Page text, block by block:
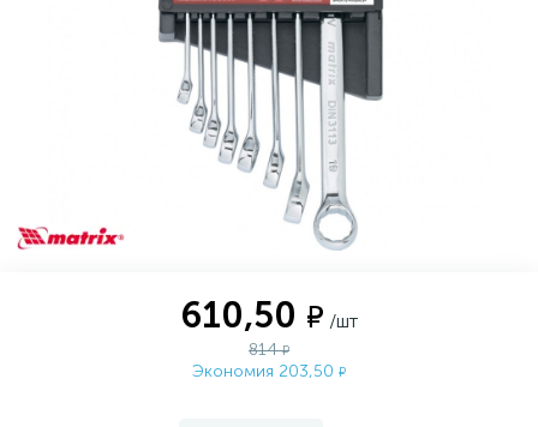
610,50 ₽ /шт
814₽
Экономия 203,50 ₽